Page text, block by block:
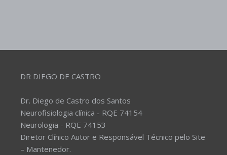
DR DIEGO DE CASTRO
Dr. Diego de Castro dos Santos
Neurofisiologia clínica - RQE 74154
Neurologia - RQE 74153
Diretor Clínico Autor e Responsável Técnico pelo Site
– Mantenedor.